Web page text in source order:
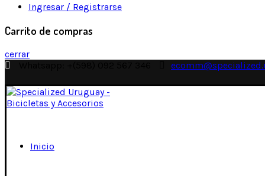
Ingresar / Registrarse
Carrito de compras
cerrar
Inicio